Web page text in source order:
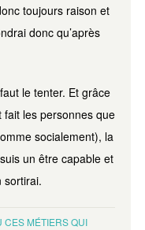
toujours raison et
donc qu’après
le tenter. Et grâce
fait les personnes que
socialement), la
un être capable et
sortirai.
CES MÉTIERS QUI